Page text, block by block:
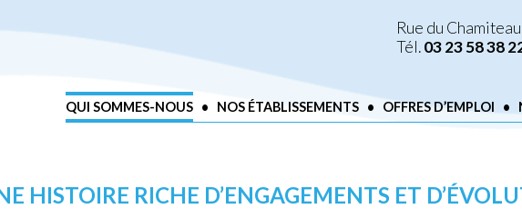
Rue du
Tél.03 23 58 38
QUI SOMMES-NOUS • NOS ÉTABLISSEMENTS • OFFRES D’EMPLOI •
HISTOIRE RICHE D’ENGAGEMENTS ET